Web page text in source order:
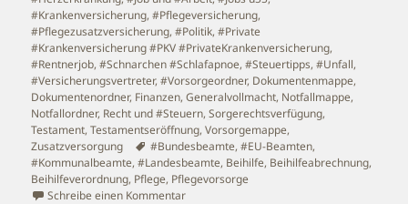
#Krankenversicherung,#Pflegeversicherung,
#Pflegezusatzversicherung,#Politik,#Private
#Krankenversicherung #PKV #PrivateKrankenversicherung,
#Rentnerjob,#Schnarchen #Schlafapnoe,#Steuertipps,#Unfall,
#Versicherungsvertreter,#Vorsorgeordner, Dokumentenmappe,
Dokumentenordner, Finanzen,Generalvollmacht, Notfallmappe,
Notfallordner, Recht und #Steuern,Sorgerechtsverfügung,
Testament,Testamentseröffnung,Vorsorgemappe,
Zusatzversorgung
Schlagwörter
#Bundesbeamte,#EU-Beamten,
#Kommunalbeamte,#Landesbeamte, Beihilfe, Beihilfeabrechnung,
Beihilfeverordnung, Pflege, Pflegevorsorge
Schreibe einen Kommentarzu Notfallordner Beamte –